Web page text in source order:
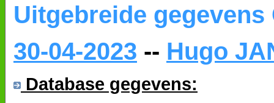
Uitgebreide
30-04-2023 -- Hugo
Database gegevens: